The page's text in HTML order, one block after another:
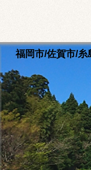
福岡市/佐賀市/糸
清流寺霊園の
永代供養ご相
福岡市内・佐